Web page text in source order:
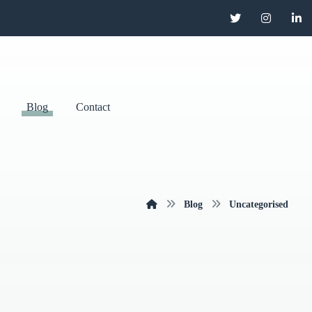
Blog Contact
Blog Uncategorised